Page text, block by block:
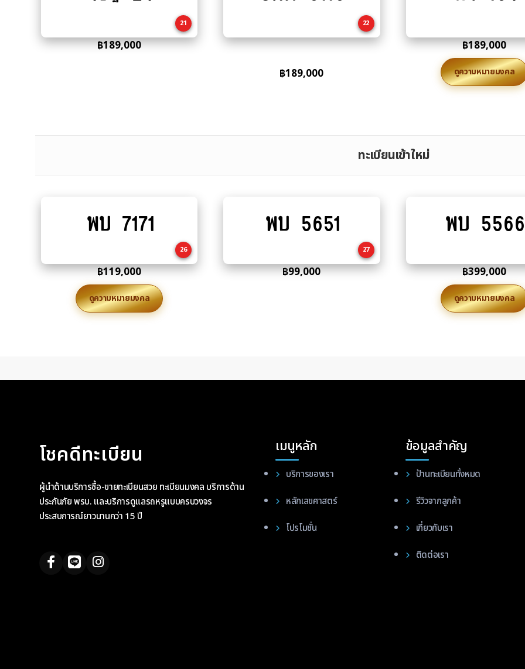
21
฿189,000
22
฿189,000
฿189,000
ดูความหมายมงคล
ทะเบียนเข้าใหม่
to
พบ 7171
26
฿119,000
ดูความหมายมงคล
to
พบ 5651
27
฿99,000
to
พบ 5566
฿399,000
ดูความหมายมงคล
โชคดีทะเบียน
ผู้นำด้านบริการซื้อ-ขายทะเบียนสวย ทะเบียนมงคล บริการด้าน
ประกันภัย พรบ. และบริการดูแลรถหรูแบบครบวงจร
ประสบการณ์ยาวนานกว่า 15 ปี
เมนูหลัก
บริการของเรา
หลักเลขศาสตร์
โปรโมชั่น
ข้อมูลสำคัญ
ป้านทะเบียนทั้งหมด
รีวิวจากลูกค้า
เกี่ยวกับเรา
ติดต่อเรา